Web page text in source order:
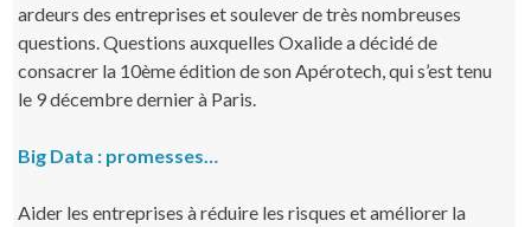
ardeurs des entreprises et soulever de très nombreuses
questions. Questions auxquelles Oxalide a décidé de
consacrer la 10ème édition de son Apérotech, qui s’est tenu
le 9 décembre dernier à Paris.
Big Data : promesses…
Aider les entreprises à réduire les risques et améliorer la